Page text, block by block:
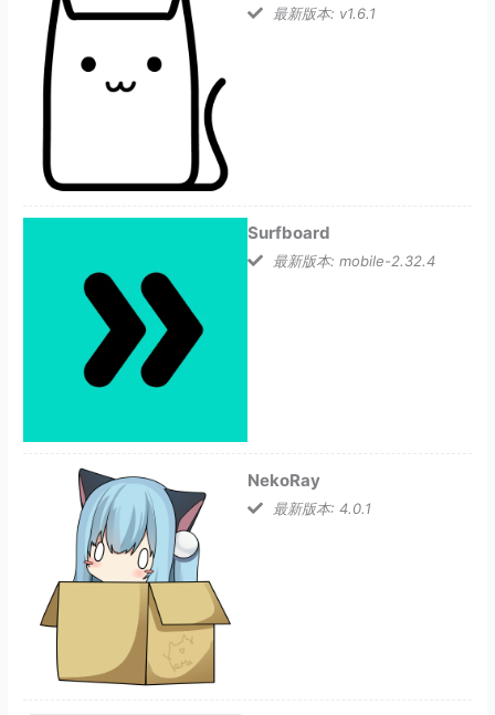
最新版本: v1.6.1
Surfboard
最新版本: mobile-2.32.4
NekoRay
最新版本: 4.0.1